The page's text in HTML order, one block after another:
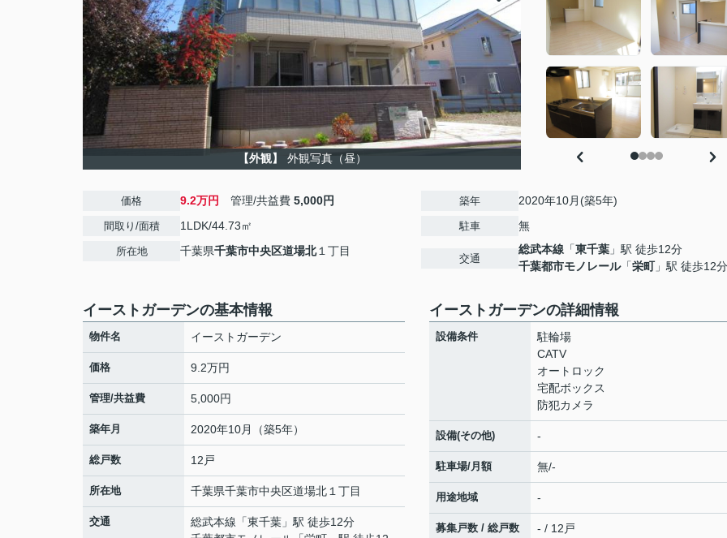
【外観】 外観写真（昼）
価格 9.2万円 管理/共益費 5,000円
間取り/面積 1LDK/44.73㎡
所在地 千葉県千葉市中央区道場北１丁目
築年 2020年10月(築5年)
駐車 無
交通
総武本線 「東千葉 」駅 徒歩12分
千葉都市モノレール「栄町」駅 徒歩12分
イーストガーデンの基本情報
物件名 イーストガーデン
価格 9.2万円
管理/共益費 5,000円
築年月 2020年10月（築5年）
総戸数 12戸
所在地 千葉県千葉市中央区道場北 １丁目
交通 総武本線 「東千葉 」駅 徒歩12分
イーストガーデンの詳細情報
設備条件
駐輪場
CATV
オートロック
宅配ボックス
防犯カメラ
設備(その他) -
駐車場/月額 無/-
用途地域 -
募集戸数 / 総戸数 - / 12戸